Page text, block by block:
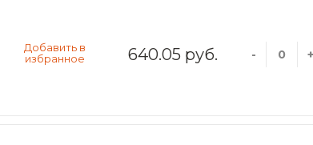
640.05 руб. - +